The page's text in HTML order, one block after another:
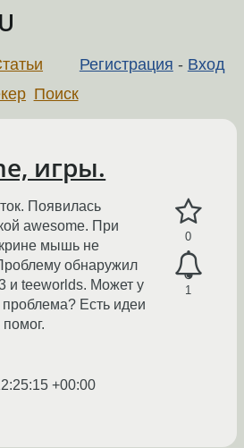
Регистрация - Вход
Поиск
игры.
0
1
Появилась
awesome. При
мышь не
обнаружил
и teeworlds. Может у
Есть идеи
помог.
+00:00